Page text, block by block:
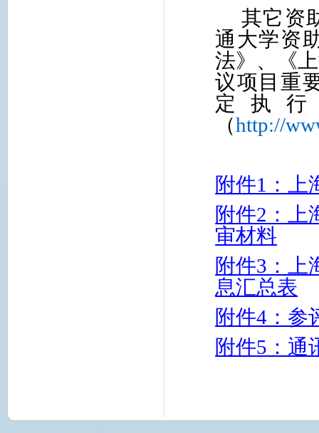
其它资
通大学资
法》、《
议项目重
定执
（http://
附件1：上
附件2：上
审材料
附件3：上
息汇总表
附件4：参
附件5：通